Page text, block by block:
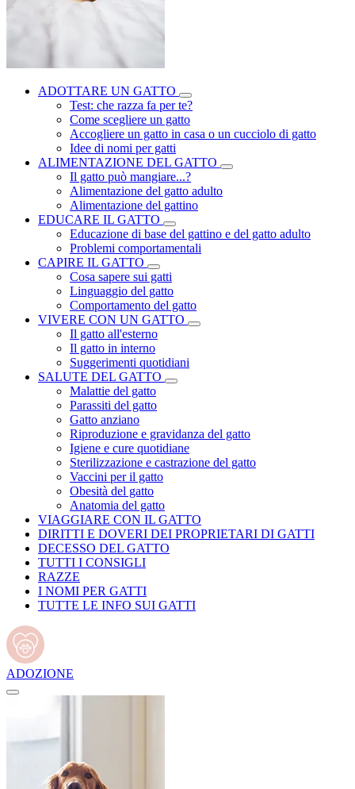
ADOTTARE UN GATTO
Test: che razza fa per te?
Come scegliere un gatto
Accogliere un gatto in casa o un cucciolo di gatto
Idee di nomi per gatti
ALIMENTAZIONE DEL GATTO
Il gatto può mangiare...?
Alimentazione del gatto adulto
Alimentazione del gattino
EDUCARE IL GATTO
Educazione di base del gattino e del gatto adulto
Problemi comportamentali
CAPIRE IL GATTO
Cosa sapere sui gatti
Linguaggio del gatto
Comportamento del gatto
VIVERE CON UN GATTO
Il gatto all'esterno
Il gatto in interno
Suggerimenti quotidiani
SALUTE DEL GATTO
Malattie del gatto
Parassiti del gatto
Gatto anziano
Riproduzione e gravidanza del gatto
Igiene e cure quotidiane
Sterilizzazione e castrazione del gatto
Vaccini per il gatto
Obesità del gatto
Anatomia del gatto
VIAGGIARE CON IL GATTO
DIRITTI E DOVERI DEI PROPRIETARI DI GATTI
DECESSO DEL GATTO
TUTTI I CONSIGLI
RAZZE
I NOMI PER GATTI
TUTTE LE INFO SUI GATTI
ADOZIONE